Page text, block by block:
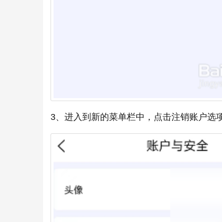
3、进入到新的菜单栏中，点击注销账户选